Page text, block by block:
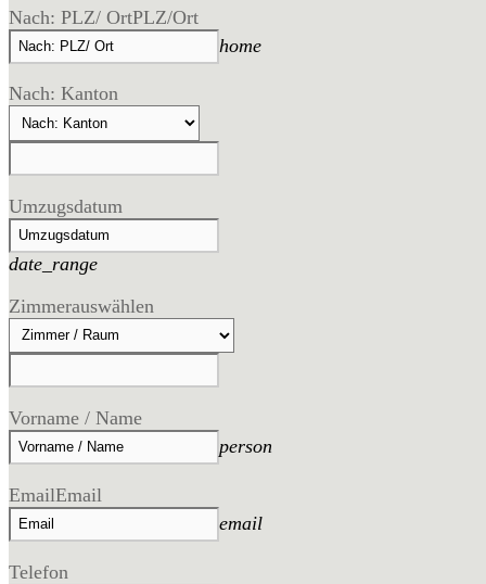
Nach: PLZ/ OrtPLZ/Ort
home
Nach: Kanton
Umzugsdatum
date_range
Zimmerauswählen
Vorname / Name
person
EmailEmail
email
Telefon